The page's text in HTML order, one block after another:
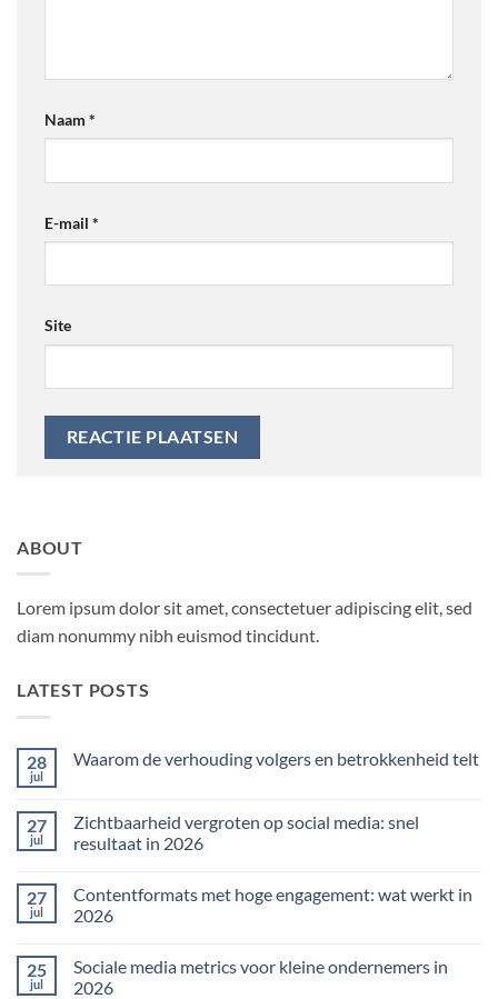
Naam *
E-mail *
Site
ABOUT
Lorem ipsum dolor sit amet, consectetuer adipiscing elit, sed
diam nonummy nibh euismod tincidunt.
LATEST POSTS
28
jul
Waarom de verhouding volgers en betrokkenheid telt
Waarom
de
verhouding
betrokkenheid
telt
27
jul
Zichtbaarheid vergroten op social media: snel
resultaat in 2026
op
Zichtbaarheid
vergroten
media:
snel
resultaat
27
jul
Contentformats met hoge engagement: wat werkt in
2026
op
Contentformats
met
25
jul
Sociale media metrics voor kleine ondernemers in
2026